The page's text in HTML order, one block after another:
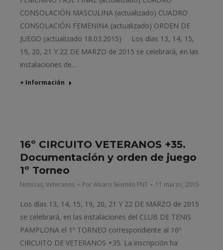
CONSOLACIÓN MASCULINA (actualizado) CUADRO
CONSOLACIÓN FEMENINA (actualizado) ORDEN DE
JUEGO (actualizado 18.03.2015) Los días 13, 14, 15,
19, 20, 21 Y 22 DE MARZO de 2015 se celebrará, en las
instalaciones de…
+ Información
16º CIRCUITO VETERANOS +35.
Documentación y orden de juego
1º Torneo
Noticias, Veteranos PorAlvaro Sexmilo FNT 11 marzo, 2015
Los días 13, 14, 15, 19, 20, 21 Y 22 DE MARZO de 2015
se celebrará, en las instalaciones del CLUB DE TENIS
PAMPLONA el 1º TORNEO correspondiente al 16º
CIRCUITO DE VETERANOS +35. La inscripción ha